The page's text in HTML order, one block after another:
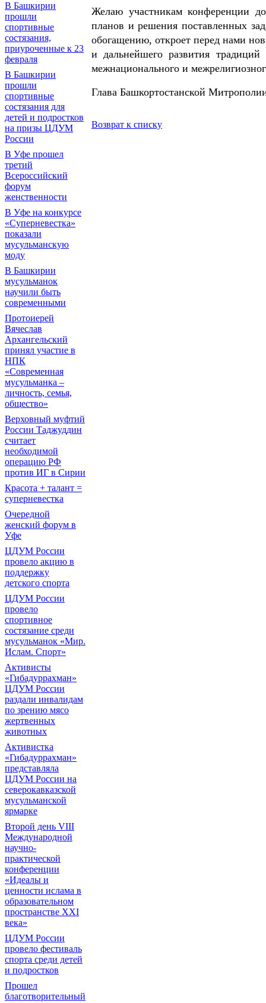
В Башкирии
прошли
спортивные
состязания,
приуроченные к 23
февраля
В Башкирии
прошли
спортивные
состязания для
детей и подростков
на призы ЦДУМ
России
В Уфе прошел
третий
Всероссийский
форум
женственности
В Уфе на конкурсе
«Суперневестка»
показали
мусульманскую
моду
В Башкирии
мусульманок
научили быть
современными
Протоиерей
Вячеслав
Архангельский
принял участие в
НПК
«Современная
мусульманка –
личность, семья,
общество»
Верховный муфтий
России Таджуддин
считает
необходимой
операцию РФ
против ИГ в Сирии
Красота + талант =
суперневестка
Очередной
женский форум в
Уфе
ЦДУМ России
провело акцию в
поддержку
детского спорта
ЦДУМ России
провело
спортивное
состязание среди
мусульманок «Мир.
Ислам. Спорт»
Активисты
«Гибадуррахман»
ЦДУМ России
раздали инвалидам
по зрению мясо
жертвенных
животных
Активистка
«Гибадуррахман»
представляла
ЦДУМ России на
северокавказской
мусульманской
ярмарке
Второй день VIII
Международной
научно-
практической
конференции
«Идеалы и
ценности ислама в
образовательном
пространстве XXI
века»
ЦДУМ России
провело фестиваль
спорта среди детей
и подростков
Прошел
благотворительный
Желаю участникам конференции
планов и решения поставленных
обогащению, откроет перед нами
и дальнейшего развития традиций
межнационального и
Глава Башкортостанской
Возврат к списку